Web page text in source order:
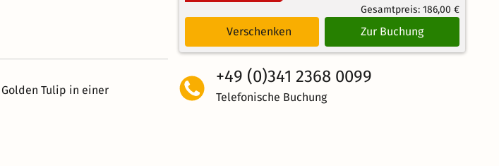
Tulip in einer
Gesamtpreis: 186,00 €
Verschenken Zur Buchung
+49 (0)341 2368 0099
Telefonische Buchung